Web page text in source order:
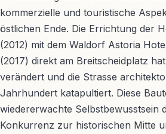
kommerzielle und touristische
östlichen Ende. Die Errichtung der
(2012) mit dem Waldorf Astoria
(2017) direkt am Breitscheidplatz
verändert und die Strasse
Jahrhundert katapultiert. Diese
wiedererwachte Selbstbewusstsein
Konkurrenz zur historischen Mitte